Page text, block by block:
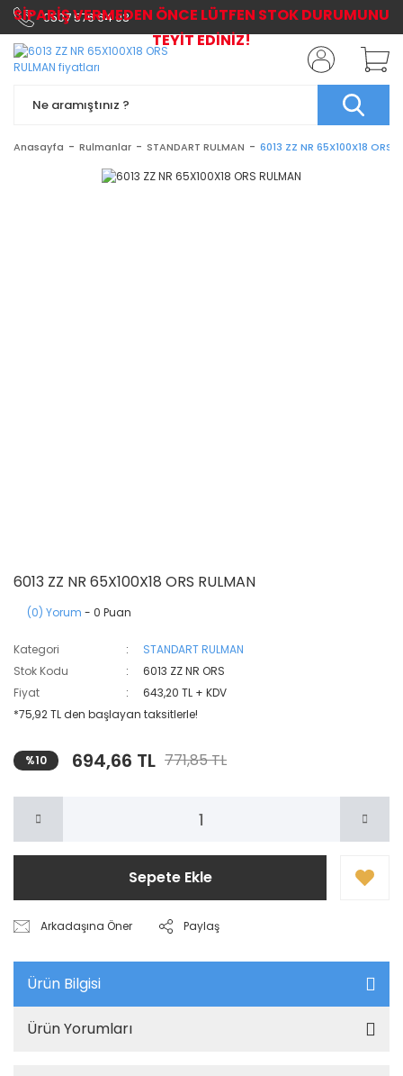
0507 576 64 03
Anasayfa Rulmanlar STANDART RULMAN 6013 ZZ NR 65X100X18 ORS
6013 ZZ NR 65X100X18 ORS RULMAN
(0) Yorum - 0 Puan
Kategori
STANDART RULMAN
Stok Kodu
6013 ZZ NR ORS
Fiyat
643,20 TL + KDV
*75,92 TL den başlayan taksitlerle!
%10 694,66 TL 771,85 TL
Sepete Ekle
Arkadaşına Öner Paylaş
Ürün Bilgisi
Ürün Yorumları
SİPARİŞ VERMEDEN ÖNCE LÜTFEN STOK DURUMUNU
TEYİT EDİNİZ!